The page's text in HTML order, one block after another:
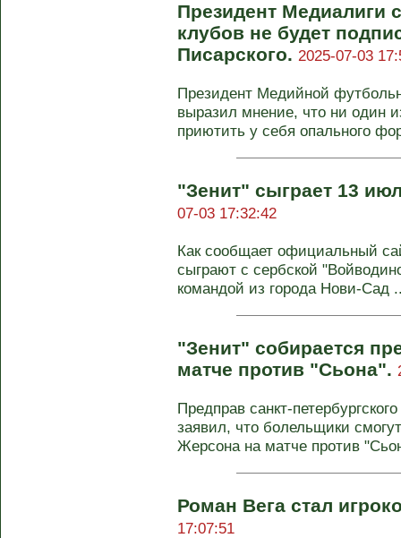
Президент Медиалиги
клубов не будет
Писарского. 2025-07-03
Президент Медийной
выразил мнение, что ни один
приютить у себя опального
"Зенит" сыграет 13
07-03 17:32:42
Как сообщает официальный
сыграют с сербской
командой из города Нови-Сад
"Зенит" собирается
матче против "Сьона".
Предправ санкт-
заявил, что болельщики
Жерсона на матче против
Роман Вега стал
17:07:51